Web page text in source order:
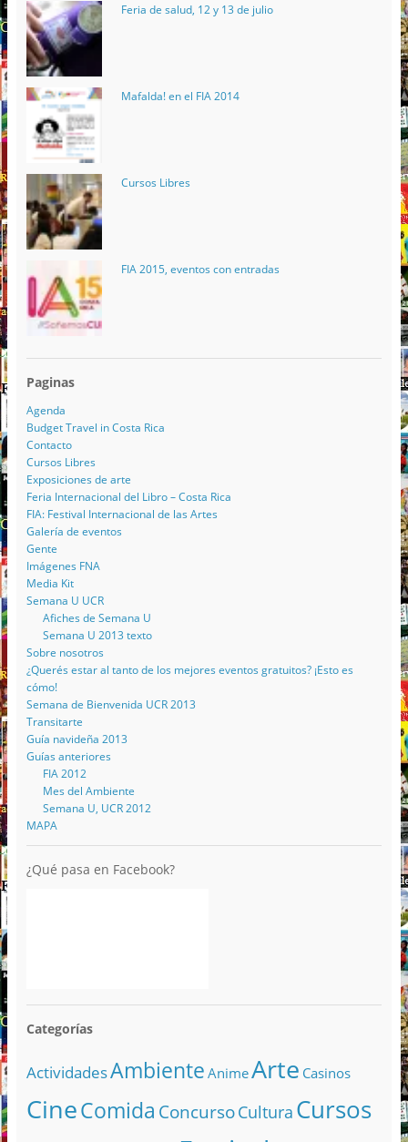
Feria de salud, 12 y 13 de julio
Mafalda! en el FIA 2014
Cursos Libres
FIA 2015, eventos con entradas
Paginas
Agenda
Budget Travel in Costa Rica
Contacto
Cursos Libres
Exposiciones de arte
Feria Internacional del Libro – Costa Rica
FIA: Festival Internacional de las Artes
Galería de eventos
Gente
Imágenes FNA
Media Kit
Semana U UCR
Afiches de Semana U
Semana U 2013 texto
Sobre nosotros
¿Querés estar al tanto de los mejores eventos gratuitos? ¡Esto es
cómo!
Semana de Bienvenida UCR 2013
Transitarte
Guía navideña 2013
Guías anteriores
FIA 2012
Mes del Ambiente
Semana U, UCR 2012
MAPA
¿Qué pasa en Facebook?
Categorías
ActividadesAmbiente AnimeArte Casinos
CineComida ConcursoCultura Cursos